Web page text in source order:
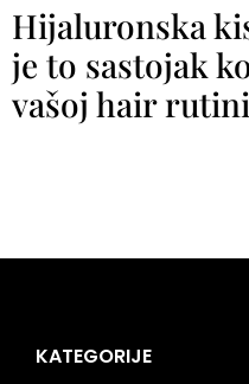
Hijaluronska
je to sastojak
vašoj hair
KATEGORIJE